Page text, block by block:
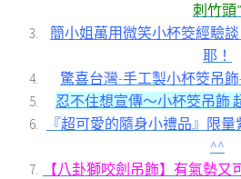
刺竹頭”
簡小姐萬用微笑小杯筊經驗
耶！
驚喜台灣-手工製小杯筊吊
忍不住想宣傳～小杯筊吊飾
『超可愛的隨身小禮品』限
^^
【八卦獅咬劍吊飾】有氣勢